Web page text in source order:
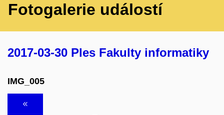
Fotogalerie událostí
2017-03-30 Ples Fakulty informatiky
IMG_005